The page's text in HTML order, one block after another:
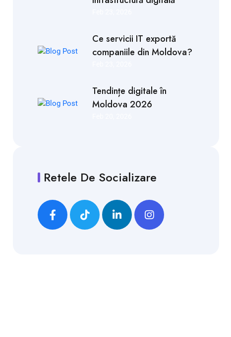
Ce servicii IT exportă
companiile din Moldova?
Tendințe digitale în
Moldova 2026
Retele De Socializare